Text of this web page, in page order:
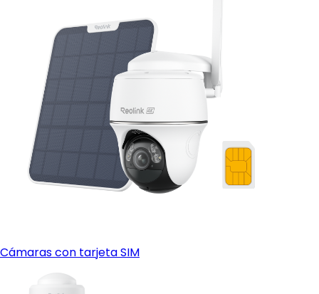
Cámaras con tarjeta SIM